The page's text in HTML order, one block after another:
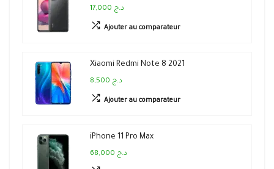
17,000 د.ج
Ajouter au comparateur
Xiaomi Redmi Note 8 2021
8,500 د.ج
Ajouter au comparateur
iPhone 11 Pro Max
68,000 د.ج